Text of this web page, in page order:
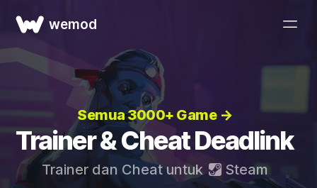
wemod
Semua 3000+ Game →
Trainer & Cheat Deadlink
Trainer dan Cheat untuk Steam